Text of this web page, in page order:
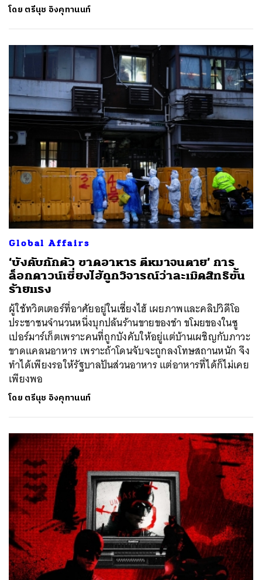
โดย ตรีนุช อิงคุทานนท์
Global Affairs
‘บังคับกักตัว ขาดอาหาร ตีหมาจนตาย’ การ
ล็อกดาวน์เซี่ยงไฮ้ถูกวิจารณ์ว่าละเมิดสิทธิขั้น
ร้ายแรง
ผู้ใช้ทวิตเตอร์ที่อาศัยอยู่ในเซี่ยงไฮ้ เผยภาพและคลิปวิดีโอ
ประชาชนจำนวนหนึ่งบุกปล้นร้านขายของชำ ขโมยของในซู
เปอร์มาร์เก็ตเพราะคนที่ถูกบังคับให้อยู่แต่บ้านเผชิญกับภาวะ
ขาดแคลนอาหาร เพราะถ้าโดนจับจะถูกลงโทษสถานหนัก จึง
ทำได้เพียงรอให้รัฐบาลปันส่วนอาหาร แต่อาหารที่ได้ก็ไม่เคย
เพียงพอ
โดย ตรีนุช อิงคุทานนท์
ค้นหา
SHARE TWEET LINE EMAIL